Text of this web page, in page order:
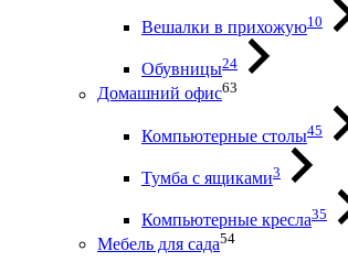
Вешалки в прихожую10
Обувницы24
Домашний офис63
Компьютерные столы45
Тумба с ящиками3
Компьютерные кресла35
Мебель для сада54